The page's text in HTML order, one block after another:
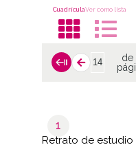
CuadrículaVer como lista
de
1
Retrato de